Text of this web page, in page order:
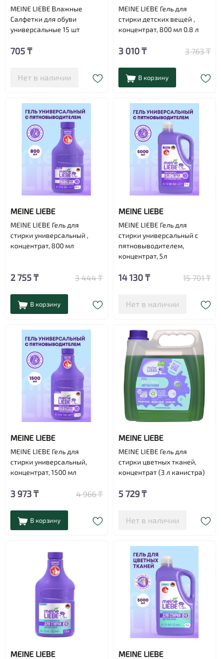
MEINE LIEBE Влажные
Салфетки для обуви
универсальные 15 шт
705 ₸
Нет в наличии
MEINE LIEBE Гель для
стирки детских вещей ,
концентрат, 800 мл 0.8 л
3 010 ₸ 3 763 ₸
В корзину
MEINE LIEBE
MEINE LIEBE Гель для
стирки универсальный ,
концентрат, 800 мл
2 755 ₸ 3 444 ₸
В корзину
MEINE LIEBE
MEINE LIEBE Гель для
стирки универсальный с
пятновыводителем,
концентрат, 5л
14 130 ₸ 15 701 ₸
Нет в наличии
MEINE LIEBE
MEINE LIEBE Гель для
стирки универсальный,
концентрат, 1500 мл
3 973 ₸ 4 966 ₸
В корзину
MEINE LIEBE
MEINE LIEBE Гель для
стирки цветных тканей,
концентрат (3 л канистра)
5 729 ₸
Нет в наличии
MEINE LIEBE MEINE LIEBE